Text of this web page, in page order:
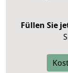
Füllen Sie